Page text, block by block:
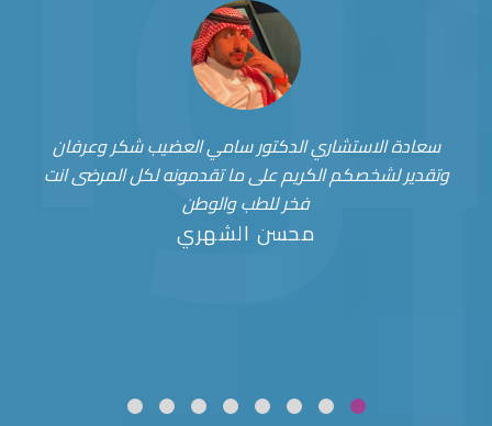
سعادة الاستشاري الدكتور سامي العضيب شكر وعرفان
وتقدير لشخصكم الكريم على ما تقدمونه لكل المرضى انت
فخر للطب والوطن
محسن الشهري